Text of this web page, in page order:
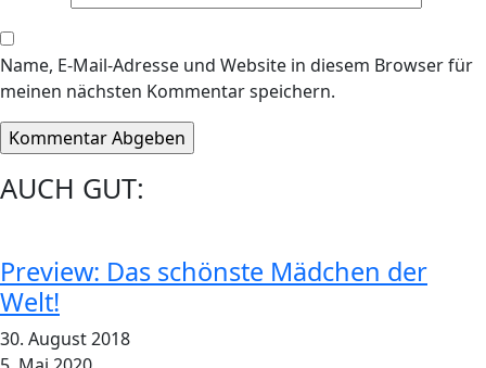
Name, E-Mail-Adresse und Website in diesem Browser für
meinen nächsten Kommentar speichern.
AUCH GUT:
Preview: Das schönste Mädchen der
Welt!
30. August 2018